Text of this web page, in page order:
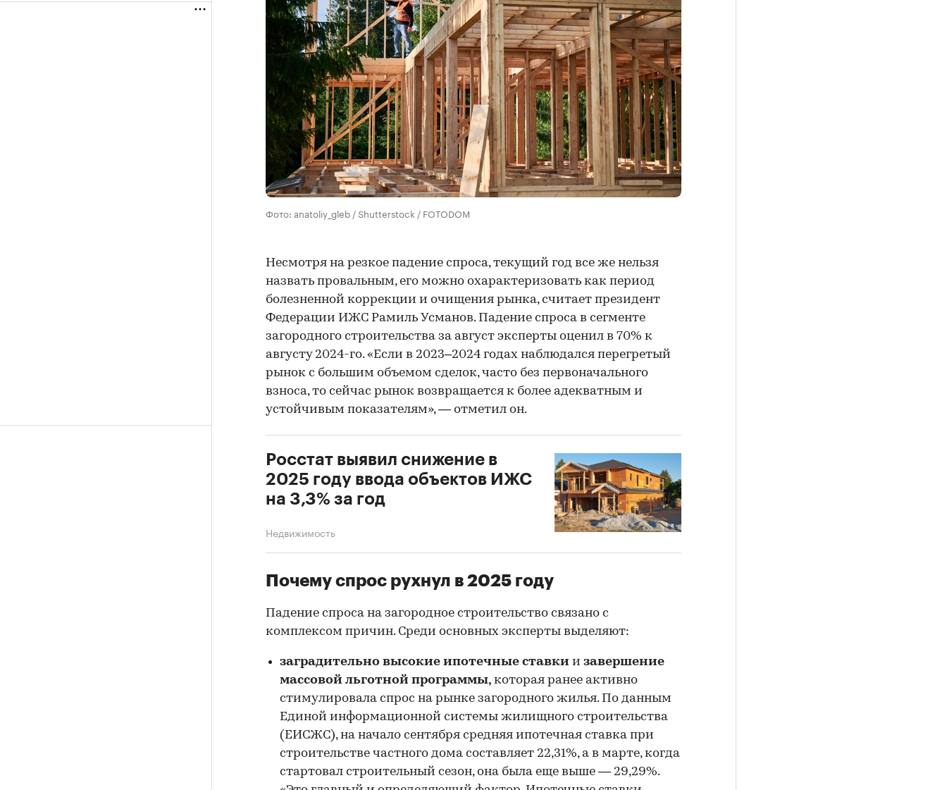
Фото: anatoliy_gleb / Shutterstock / FOTODOM
Несмотря на резкое падение спроса, текущий год все же нельзя
назвать провальным, его можно охарактеризовать как период
болезненной коррекции и очищения рынка, считает президент
Федерации ИЖС Рамиль Усманов. Падение спроса в сегменте
загородного строительства за август эксперты оценил в 70% к
августу 2024-го. «Если в 2023–2024 годах наблюдался перегретый
рынок с большим объемом сделок, часто без первоначального
взноса, то сейчас рынок возвращается к более адекватным и
устойчивым показателям», — отметил он.
Росстат выявил снижение в
2025 году ввода объектов ИЖС
на 3,3% за год
Недвижимость
Почему спрос рухнул в 2025 году
Падение спроса на загородное строительство связано с
комплексом причин. Среди основных эксперты выделяют:
заградительно высокие ипотечные ставки и завершение
массовой льготной программы, которая ранее активно
стимулировала спрос на рынке загородного жилья. По данным
Единой информационной системы жилищного строительства
(ЕИСЖС), на начало сентября средняя ипотечная ставка при
строительстве частного дома составляет 22,31%, а в марте, когда
стартовал строительный сезон, она была еще выше — 29,29%.